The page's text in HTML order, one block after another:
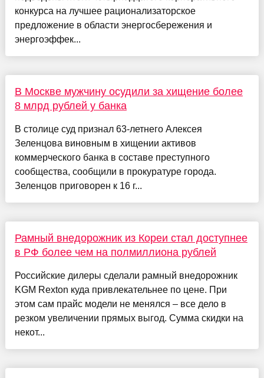
конкурса на лучшее рационализаторское
предложение в области энергосбережения и
энергоэффек...
В Москве мужчину осудили за хищение более
8 млрд рублей у банка
В столице суд признал 63-летнего Алексея
Зеленцова виновным в хищении активов
коммерческого банка в составе преступного
сообщества, сообщили в прокуратуре города.
Зеленцов приговорен к 16 г...
Рамный внедорожник из Кореи стал доступнее
в РФ более чем на полмиллиона рублей
Российские дилеры сделали рамный внедорожник
KGM Rexton куда привлекательнее по цене. При
этом сам прайс модели не менялся – все дело в
резком увеличении прямых выгод. Сумма скидки на
некот...